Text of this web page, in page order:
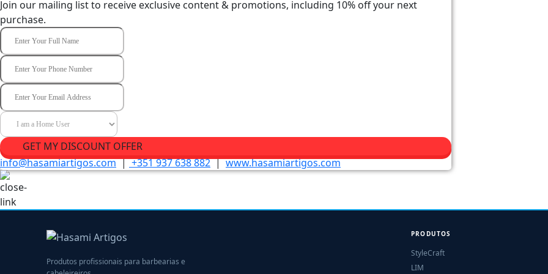
Join our mailing list to receive exclusive content & promotions, including 10% off your next
purchase.
GET MY DISCOUNT OFFER
info@hasamiartigos.com|+351 937 638 882|www.hasamiartigos.com
Produtos profissionais para barbearias e
PRODUTOS
StyleCraft
LIM